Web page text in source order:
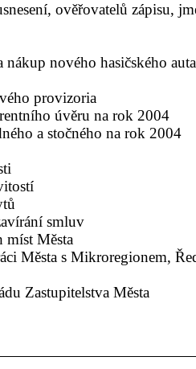
ověřovatelů zápisu,
nákup nového hasičského auta
provizoria
úvěru na rok 2004
a stočného na rok 2004
smluv
míst Města
Města s Mikroregionem,
Zastupitelstva Města